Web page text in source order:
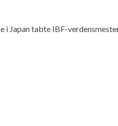
i Japan tabte IBF-